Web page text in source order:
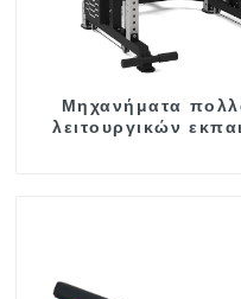
Μηχανήματα
λειτουργικών